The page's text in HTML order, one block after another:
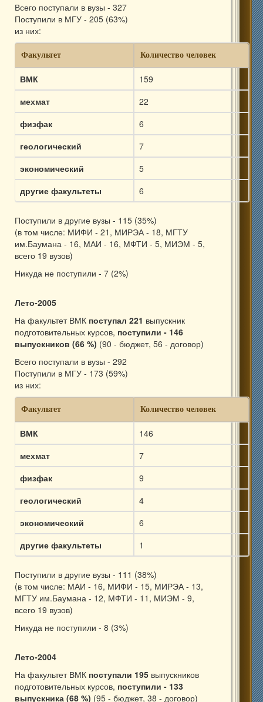
Всего поступали в вузы - 327
Поступили в МГУ - 205 (63%)
из них:
Факультет Количество человек
ВМК
159
мехмат
22
физфак
6
геологический
7
экономический
5
другие факультеты
6
Поступили в другие вузы - 115 (35%)
(в том числе: МИФИ - 21, МИРЭА - 18, МГТУ
им.Баумана - 16, МАИ - 16, МФТИ - 5, МИЭМ - 5,
всего 19 вузов)
Никуда не поступили - 7 (2%)
Лето-2005
На факультет ВМК поступал 221 выпускник
подготовительных курсов, поступили - 146
выпускников (66 %) (90 - бюджет, 56 - договор)
Всего поступали в вузы - 292
Поступили в МГУ - 173 (59%)
из них:
Факультет Количество человек
ВМК
146
мехмат
7
физфак
9
геологический
4
экономический
6
другие факультеты
1
Поступили в другие вузы - 111 (38%)
(в том числе: МАИ - 16, МИФИ - 15, МИРЭА - 13,
МГТУ им.Баумана - 12, МФТИ - 11, МИЭМ - 9,
всего 19 вузов)
Никуда не поступили - 8 (3%)
Лето-2004
На факультет ВМК поступали 195 выпускников
подготовительных курсов, поступили - 133
выпускника (68 %) (95 - бюджет, 38 - договор)